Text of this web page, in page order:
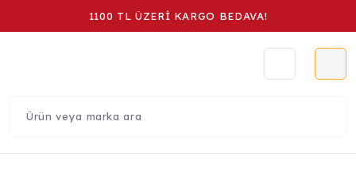
1100 TL ÜZERİ KARGO BEDAVA!